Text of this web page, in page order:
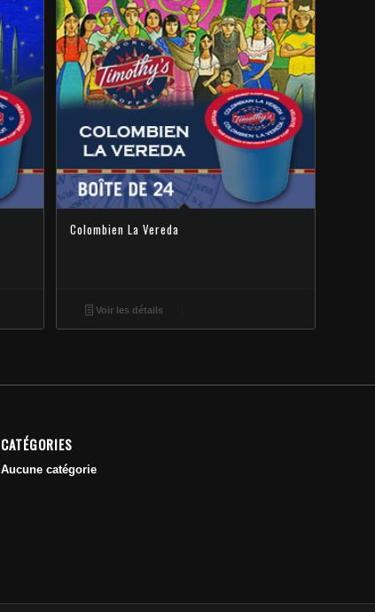
Colombien La Vereda
Voir les détails
CATÉGORIES
Aucune catégorie